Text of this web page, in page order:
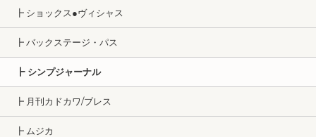
┣ ショックス●ヴィシャス
┣ バックステージ・パス
┣ シンプジャーナル
┣ 月刊カドカワ/ブレス
┣ ムジカ